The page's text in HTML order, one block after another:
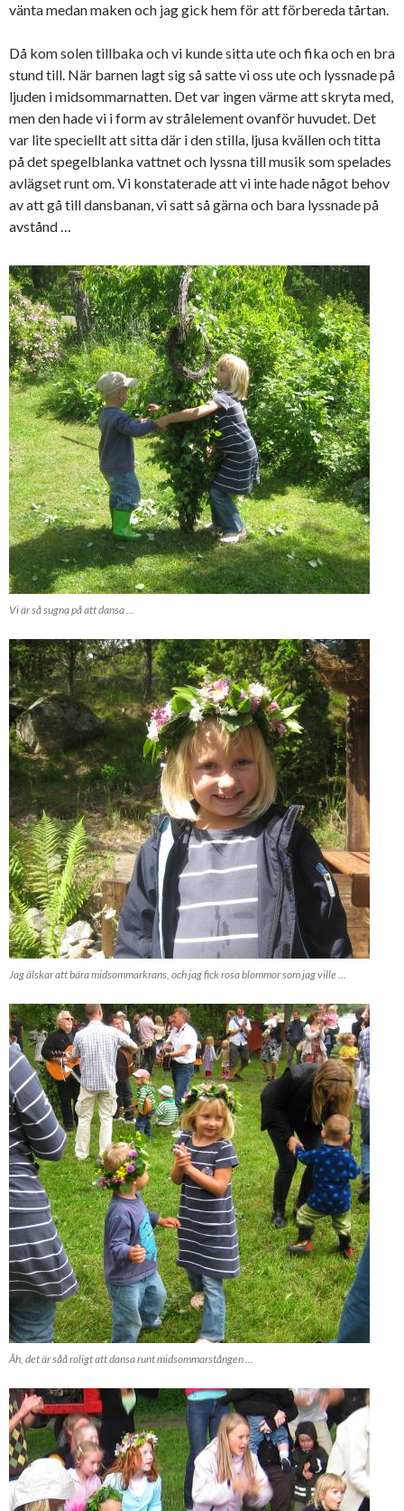
vänta medan maken och jag gick hem för att förbereda tårtan.
Då kom solen tillbaka och vi kunde sitta ute och fika och en bra
stund till. När barnen lagt sig så satte vi oss ute och lyssnade på
ljuden i midsommarnatten. Det var ingen värme att skryta med,
men den hade vi i form av strålelement ovanför huvudet. Det
var lite speciellt att sitta där i den stilla, ljusa kvällen och titta
på det spegelblanka vattnet och lyssna till musik som spelades
avlägset runt om. Vi konstaterade att vi inte hade något behov
av att gå till dansbanan, vi satt så gärna och bara lyssnade på
avstånd …
Vi är så sugna på att dansa ...
Jag älskar att bära midsommarkrans, och jag fick rosa blommor som jag ville ...
Åh, det är såå roligt att dansa runt midsommarstången ...